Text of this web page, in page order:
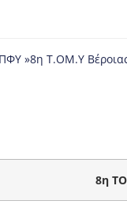
»8η Τ.ΟΜ.Υ
8η